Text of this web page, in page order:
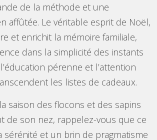
de la méthode et une
affûtée. Le véritable esprit de Noël,
et enrichit la mémoire familiale,
dans la simplicité des instants
pérenne et l’attention
les listes de cadeaux.
saison des flocons et des sapins
de son nez, rappelez-vous que ce
sérénité et un brin de pragmatisme